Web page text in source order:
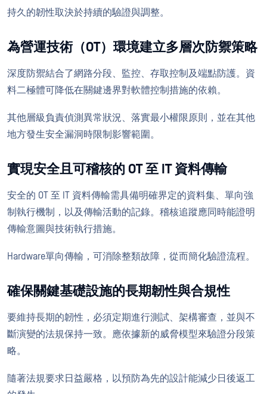
持久的韌性取決於持續的驗證與調整。
為營運技術（OT）環境建立多層次防禦策略
深度防禦結合了網路分段、監控、存取控制及端點防護。資
料二極體可降低在關鍵邊界對軟體控制措施的依賴。
其他層級負責偵測異常狀況、落實最小權限原則，並在其他
地方發生安全漏洞時限制影響範圍。
實現安全且可稽核的 OT 至 IT 資料傳輸
安全的 OT 至 IT 資料傳輸需具備明確界定的資料集、單向強
制執行機制，以及傳輸活動的記錄。稽核追蹤應同時能證明
傳輸意圖與技術執行措施。
Hardware單向傳輸，可消除整類故障，從而簡化驗證流程。
確保關鍵基礎設施的長期韌性與合規性
要維持長期的韌性，必須定期進行測試、架構審查，並與不
斷演變的法規保持一致。應依據新的威脅模型來驗證分段策
略。
隨著法規要求日益嚴格，以預防為先的設計能減少日後返工